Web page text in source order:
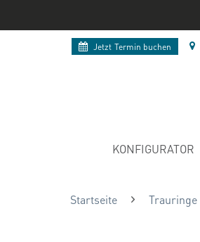
Jetzt Termin buchen
KONFIGURATOR
Startseite Trauringe